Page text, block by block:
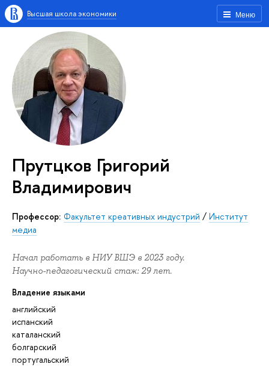
Меню
Высшая школа экономики
Прутцков Григорий
Владимирович
Профессор: Факультет креативных индустрий / Институт
медиа
Начал работать в НИУ ВШЭ в 2023 году.
Научно-педагогический стаж: 29 лет.
Владение языками
английский
испанский
каталанский
болгарский
португальский